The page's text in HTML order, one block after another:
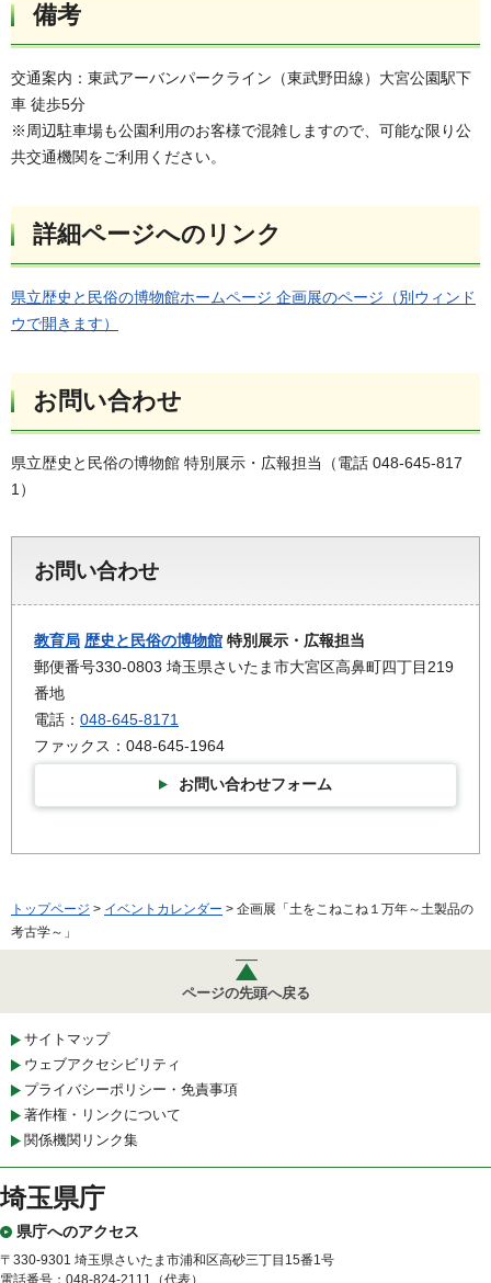
備考
交通案内：東武アーバンパークライン（東武野田線）大宮公園駅下
車 徒歩5分
※周辺駐車場も公園利用のお客様で混雑しますので、可能な限り公
共交通機関をご利用ください。
詳細ページへのリンク
県立歴史と民俗の博物館ホームページ 企画展のページ（別ウィンド
ウで開きます）
お問い合わせ
県立歴史と民俗の博物館 特別展示・広報担当（電話 048-645-817
1）
お問い合わせ
教育局 歴史と民俗の博物館 特別展示・広報担当
郵便番号330-0803 埼玉県さいたま市大宮区高鼻町四丁目219
番地
電話： 048-645-8171
ファックス：048-645-1964
お問い合わせフォーム
トップページ > イベントカレンダー > 企画展「土をこねこね１万年～土製品の
考古学～」
ページの先頭へ戻る
サイトマップ
ウェブアクセシビリティ
プライバシーポリシー・免責事項
著作権・リンクについて
関係機関リンク集
埼玉県庁
県庁へのアクセス
〒330-9301 埼玉県さいたま市浦和区高砂三丁目15番1号
電話番号：048-824-2111（代表）